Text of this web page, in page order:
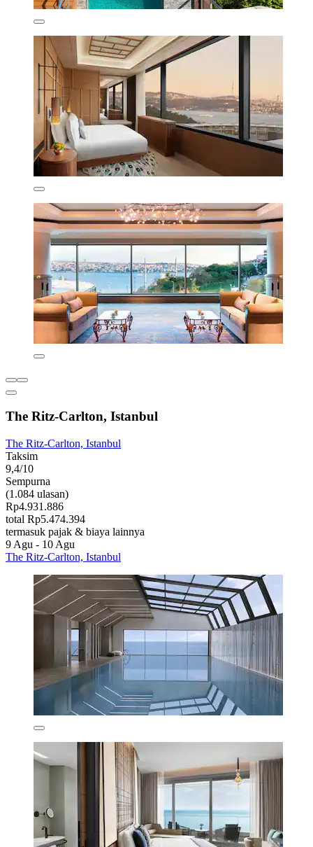
The Ritz-Carlton, Istanbul
The Ritz-Carlton, Istanbul
Taksim
9,4/10
Sempurna
(1.084 ulasan)
Rp4.931.886
total Rp5.474.394
termasuk pajak & biaya lainnya
9 Agu - 10 Agu
The Ritz-Carlton, Istanbul